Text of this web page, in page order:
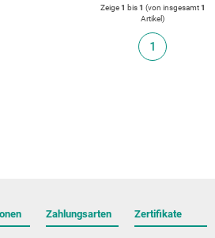
Zeige1 bis1 (von insgesamt1
Artikel)
1
Zahlungsarten Zertifikate